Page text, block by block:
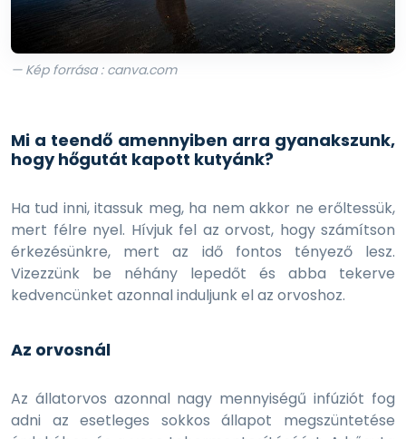
— Kép forrása : canva.com
Mi a teendő amennyiben arra gyanakszunk,
hogy hőgutát kapott kutyánk?
Ha tud inni, itassuk meg, ha nem akkor ne erőltessük,
mert félre nyel. Hívjuk fel az orvost, hogy számítson
érkezésünkre, mert az idő fontos tényező lesz.
Vizezzünk be néhány lepedőt és abba tekerve
kedvencünket azonnal induljunk el az orvoshoz.
Az orvosnál
Az állatorvos azonnal nagy mennyiségű infúziót fog
adni az esetleges sokkos állapot megszüntetése